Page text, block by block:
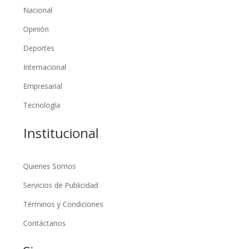
Nacional
Opinión
Deportes
Internacional
Empresarial
Tecnología
Institucional
Quienes Somos
Servicios de Publicidad
Términos y Condiciones
Contáctanos